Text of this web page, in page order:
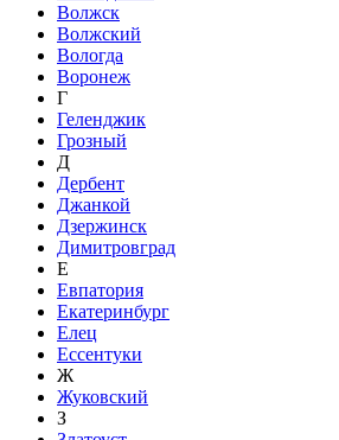
Волжск
Волжский
Вологда
Воронеж
Г
Геленджик
Грозный
Д
Дербент
Джанкой
Дзержинск
Димитровград
Е
Евпатория
Екатеринбург
Елец
Ессентуки
Ж
Жуковский
З